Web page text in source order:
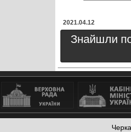
2021.04.12
Знайшли